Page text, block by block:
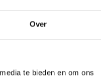
Over
te bieden en om ons
vaak toegepast in onder